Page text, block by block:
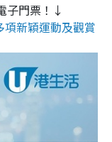
子門票！↓
新穎運動及觀賞